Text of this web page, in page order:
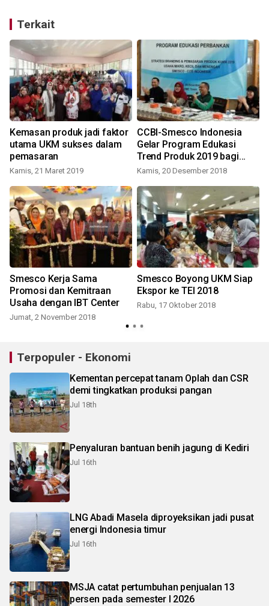
Terkait
Kemasan produk jadi faktor
utama UKM sukses dalam
pemasaran
Kamis, 21 Maret 2019
CCBI-Smesco Indonesia
Gelar Program Edukasi
Trend Produk 2019 bagi
KUKM
Kamis, 20 Desember 2018
Smesco Kerja Sama
Promosi dan Kemitraan
Usaha dengan IBT Center
Jumat, 2 November 2018
Smesco Boyong UKM Siap
Ekspor ke TEI 2018
Rabu, 17 Oktober 2018
Terpopuler - Ekonomi
Kementan percepat tanam Oplah dan CSR
demi tingkatkan produksi pangan
Jul 18th
Penyaluran bantuan benih jagung di Kediri
Jul 16th
LNG Abadi Masela diproyeksikan jadi pusat
energi Indonesia timur
Jul 16th
MSJA catat pertumbuhan penjualan 13
persen pada semester I 2026